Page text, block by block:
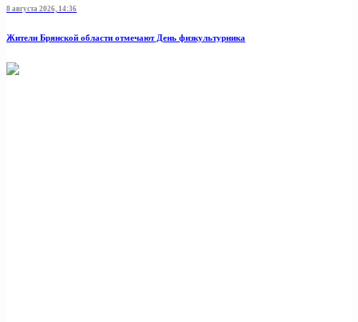
8 августа 2026, 14:36
Жители Брянской области отмечают День физкультурника